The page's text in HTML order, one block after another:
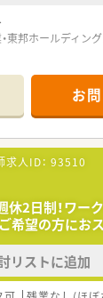
東邦ホールディン
。
のために」をモット
薬局を目指してい
≫
キスパート研修・薬
修制度をご用意。
ており、こちら
極的に参加してお
については全社共有
100%取得可能で、
お
求人ID： 93510
休2日制！ワー
希望の方にお
リストに追加